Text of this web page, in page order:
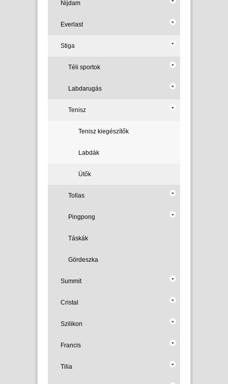
Nijdam
Everlast
Stiga
Téli sportok
Labdarugás
Tenisz
Tenisz kiegészítők
Labdák
Ütők
Tollas
Pingpong
Táskák
Gördeszka
Summit
Cristal
Szilikon
Francis
Tilia